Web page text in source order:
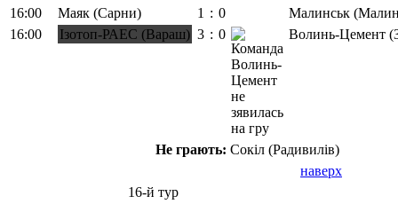
16:00
Маяк (Сарни) 1 : 0
Малинськ
16:00
Ізотоп-РАЕС (Вараш) 3 : 0 Волинь-Цемент
Не грають: Сокіл (Радивилів)
наверх
16-й тур